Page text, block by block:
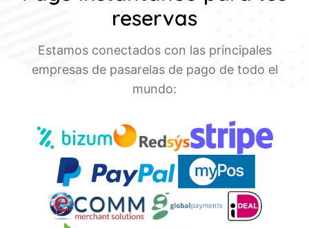
reservas
Estamos conectados con las principales
empresas de pasarelas de pago de todo el
mundo: